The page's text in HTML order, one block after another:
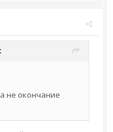
не окончание